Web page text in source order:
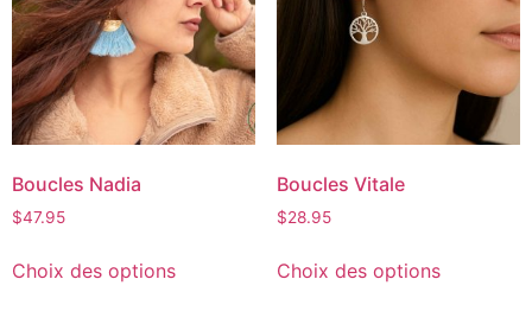
Boucles Nadia
$47.95
Choix des options
Boucles Vitale
$28.95
Choix des options